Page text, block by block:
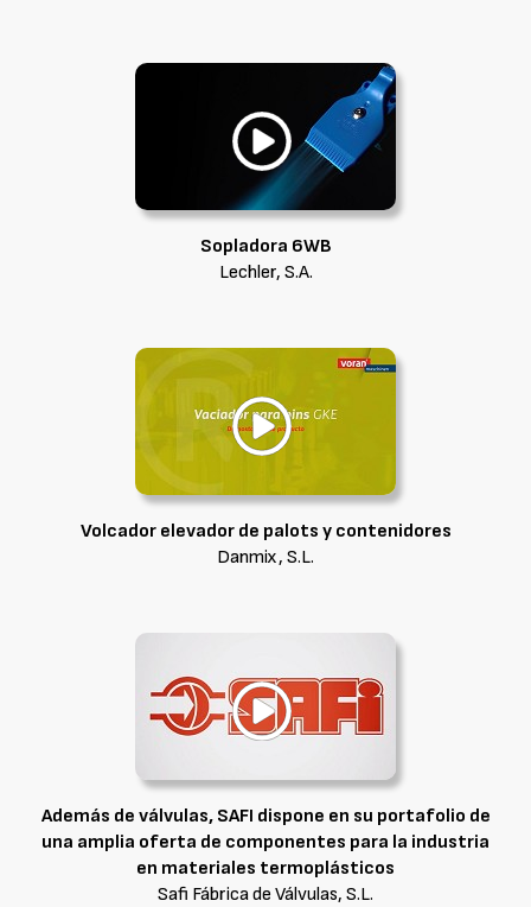
Sopladora 6WB
Lechler, S.A.
Volcador elevador de palots y contenidores
Danmix, S.L.
Además de válvulas, SAFI dispone en su portafolio de
una amplia oferta de componentes para la industria
en materiales termoplásticos
Safi Fábrica de Válvulas, S.L.